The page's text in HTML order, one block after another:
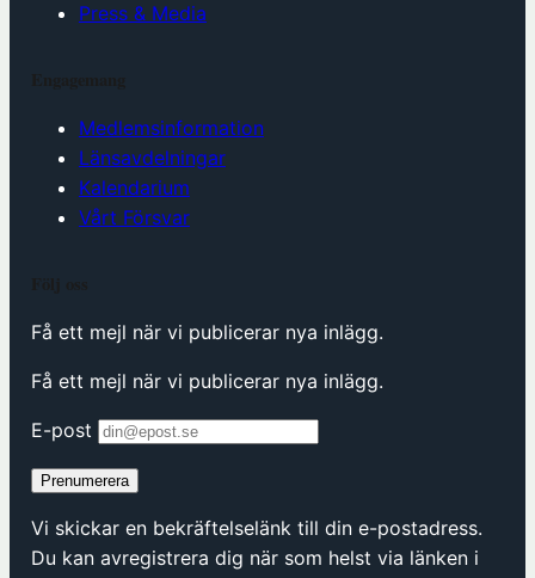
Press & Media
Medlemsinformation
Länsavdelningar
Kalendarium
Vårt Försvar
Få ett mejl när vi publicerar nya inlägg.
Få ett mejl när vi publicerar nya inlägg.
E-post
Prenumerera
Vi skickar en bekräftelselänk till din e-postadress.
Du kan avregistrera dig när som helst via länken i